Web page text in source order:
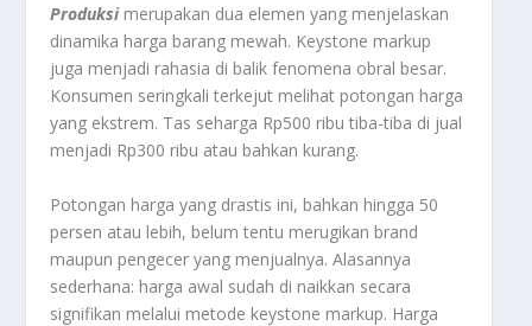
Produksimerupakan dua elemen yang menjelaskan
dinamika harga barang mewah. Keystone markup
juga menjadi rahasia di balik fenomena obral besar.
Konsumen seringkali terkejut melihat potongan harga
yang ekstrem. Tas seharga Rp500 ribu tiba-tiba di jual
menjadi Rp300 ribu atau bahkan kurang.
Potongan harga yang drastis ini, bahkan hingga 50
persen atau lebih, belum tentu merugikan brand
maupun pengecer yang menjualnya. Alasannya
sederhana: harga awal sudah di naikkan secara
signifikan melalui metode keystone markup. Harga